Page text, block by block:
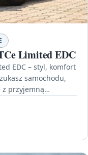
Limited EDC
EDC – styl, komfort
samochodu,
z przyjemną…